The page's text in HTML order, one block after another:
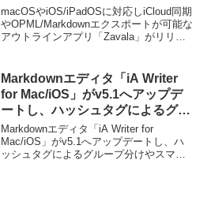
スのアウトラインアプリ
「Zavala」がリリース。
macOSやiOS/iPadOSに対応しiCloud同期
やOPML/Markdownエクスポートが可能な
アウトラインアプリ「Zavala」がリリー
Markdownエディタ「iA Writer
for Mac/iOS」がv5.1へアップデ
ートし、ハッシュタグによるグル
ープ分けやスマートフォルダ機能
を採用。
Markdownエディタ「iA Writer for
Mac/iOS」がv5.1へアップデートし、ハ
ッシュタグによるグループ分けやスマー